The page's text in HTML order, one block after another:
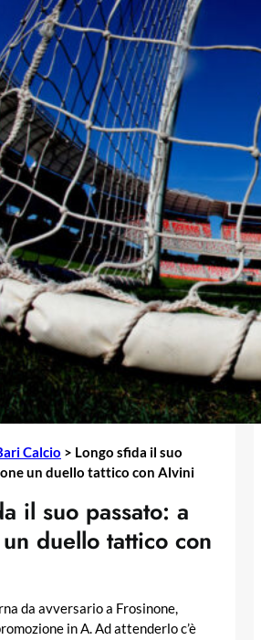
Calcio > Longo sfida il suo
un duello tattico con Alvini
il suo passato: a
duello tattico con
da avversario a Frosinone,
in A. Ad attenderlo c’è